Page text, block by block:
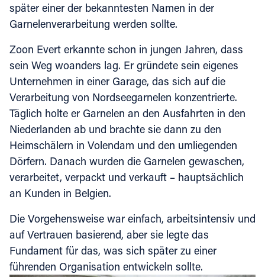
später einer der bekanntesten Namen in der
Garnelenverarbeitung werden sollte.
Zoon Evert erkannte schon in jungen Jahren, dass
sein Weg woanders lag. Er gründete sein eigenes
Unternehmen in einer Garage, das sich auf die
Verarbeitung von Nordseegarnelen konzentrierte.
Täglich holte er Garnelen an den Ausfahrten in den
Niederlanden ab und brachte sie dann zu den
Heimschälern in Volendam und den umliegenden
Dörfern. Danach wurden die Garnelen gewaschen,
verarbeitet, verpackt und verkauft – hauptsächlich
an Kunden in Belgien.
Die Vorgehensweise war einfach, arbeitsintensiv und
auf Vertrauen basierend, aber sie legte das
Fundament für das, was sich später zu einer
führenden Organisation entwickeln sollte.